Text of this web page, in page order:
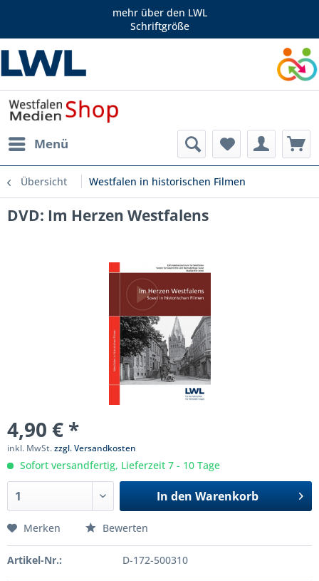
mehr über den LWL
Schriftgröße
Menü
Übersicht Westfalen in historischen Filmen
DVD: Im Herzen Westfalens
4,90 € *
inkl. MwSt.zzgl. Versandkosten
Sofort versandfertig, Lieferzeit 7 - 10 Tage
In den Warenkorb
Merken Bewerten
Artikel-Nr.: D-172-500310